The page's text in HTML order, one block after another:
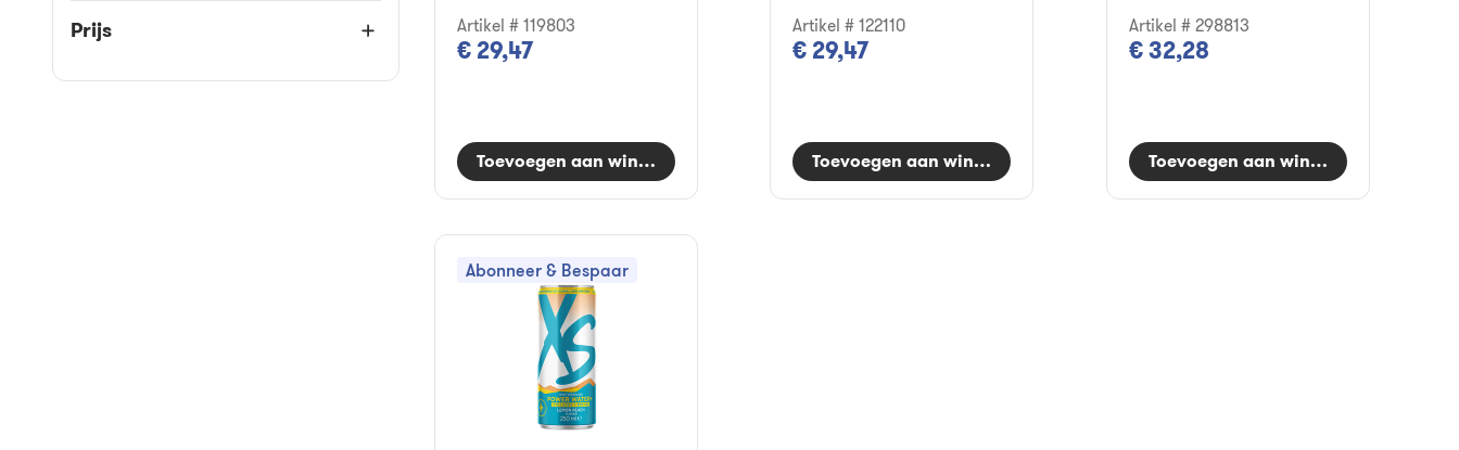
Prijs Artikel # 119803
€ 29,47
Toevoegen aan winkelwagen
Artikel # 122110
€ 29,47
Toevoegen aan winkelwagen
Artikel # 298813
€ 32,28
Toevoegen aan winkelwagen
Abonneer & Bespaar